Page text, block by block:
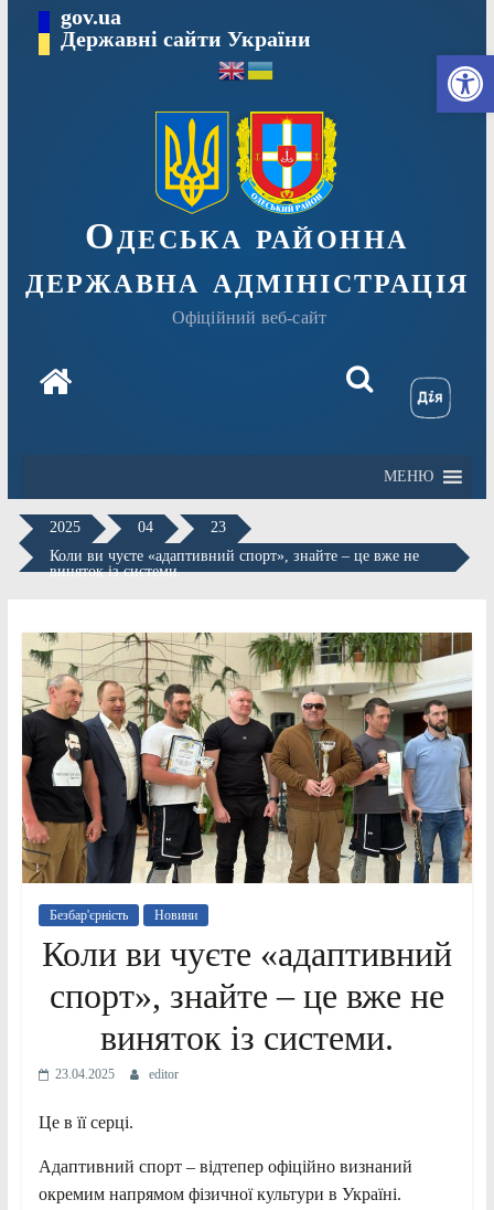
Перейтиgov.ua
Державні сайти України
Одеська районна
державна адміністрація
Офіційний веб-сайт
МЕНЮ
2025 04
23
Коли ви чуєте «адаптивний спорт», знайте – це вже не
виняток із системи.
Безбар'єрність Новини
Коли ви чуєте «адаптивний
спорт», знайте – це вже не
виняток із системи.
23.04.2025 editor
Це в її серці.
Адаптивний спорт – відтепер офіційно визнаний
окремим напрямом фізичної культури в Україні.